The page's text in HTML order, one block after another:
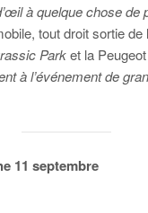
à quelque chose de
tout droit sortie
Parket la
à l’événement de
11 septembre